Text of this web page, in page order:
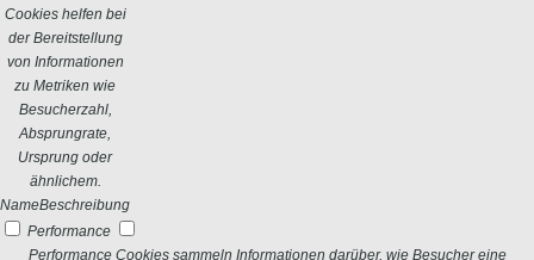
Cookies helfen bei
der Bereitstellung
von Informationen
zu Metriken wie
Besucherzahl,
Absprungrate,
Ursprung oder
ähnlichem.
NameBeschreibung
Performance
Performance Cookies sammeln Informationen darüber, wie Besucher eine